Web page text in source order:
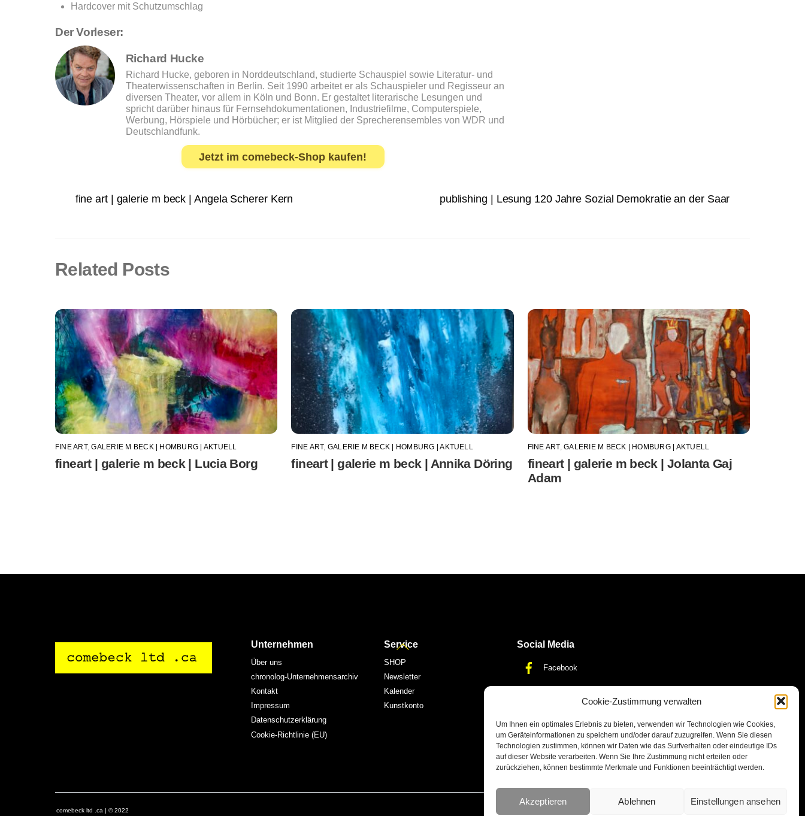
Cookie-Zustimmung verwalten
Um Ihnen ein optimales Erlebnis zu bieten, verwenden wir Technologien wie Cookies,
um Geräteinformationen zu speichern und/oder darauf zuzugreifen. Wenn Sie diesen
Technologien zustimmen, können wir Daten wie das Surfverhalten oder eindeutige IDs
auf dieser Website verarbeiten. Wenn Sie Ihre Zustimmung nicht erteilen oder
zurückziehen, können bestimmte Merkmale und Funktionen beeinträchtigt werden.
Akzeptieren Ablehnen Einstellungen ansehen
Hardcover mit Schutzumschlag
Der Vorleser:
Richard Hucke
Richard Hucke, geboren in Norddeutschland, studierte Schauspiel sowie Literatur- und
Theaterwissenschaften in Berlin. Seit 1990 arbeitet er als Schauspieler und Regisseur an
diversen Theater, vor allem in Köln und Bonn. Er gestaltet literarische Lesungen und
spricht darüber hinaus für Fernsehdokumentationen, Industriefilme, Computerspiele,
Werbung, Hörspiele und Hörbücher; er ist Mitglied der Sprecherensembles von WDR und
Deutschlandfunk.
Jetzt im comebeck-Shop kaufen!
fine art | galerie m beck | Angela Scherer Kern publishing | Lesung 120 Jahre Sozial Demokratie an der Saar
Related Posts
FINE ART,GALERIE M BECK | HOMBURG | AKTUELL
fineart | galerie m beck | Lucia Borg
FINE ART, GALERIE M BECK | HOMBURG | AKTUELL
fineart | galerie m beck | Annika Döring
FINE ART,GALERIE M BECK | HOMBURG | AKTUELL
fineart | galerie m beck | Jolanta Gaj
Adam
Back
Top
Unternehmen
Über uns
chronolog-Unternehmensarchiv
Kontakt
Impressum
Datenschutzerklärung
Cookie-Richtlinie (EU)
Service
SHOP
Newsletter
Kalender
Kunstkonto
Social Media
Facebook
Instagram
E-Mail
comebeck ltd .ca | © 2022